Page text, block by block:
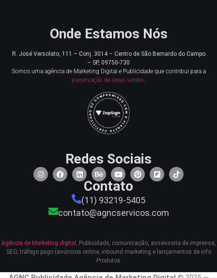
Onde Estamos Nós
R. José Versolato, 111 – Conj. 3014 – Centro de São Bernardo do Campo
– SP, 09750-730
Somos uma agência de Marketing Digital e Publicidade que contribui para a
preservação de áreas verdes
Redes Sociais
Contato
(11) 93219-5405
contato@agncservicos.com
Agência de Marketing digital , Publicidade, comunicação, assessoria de imprensa,
SEO, tráfego pago (anúncios online, inbound marketing e lançamentos de info
Produtos